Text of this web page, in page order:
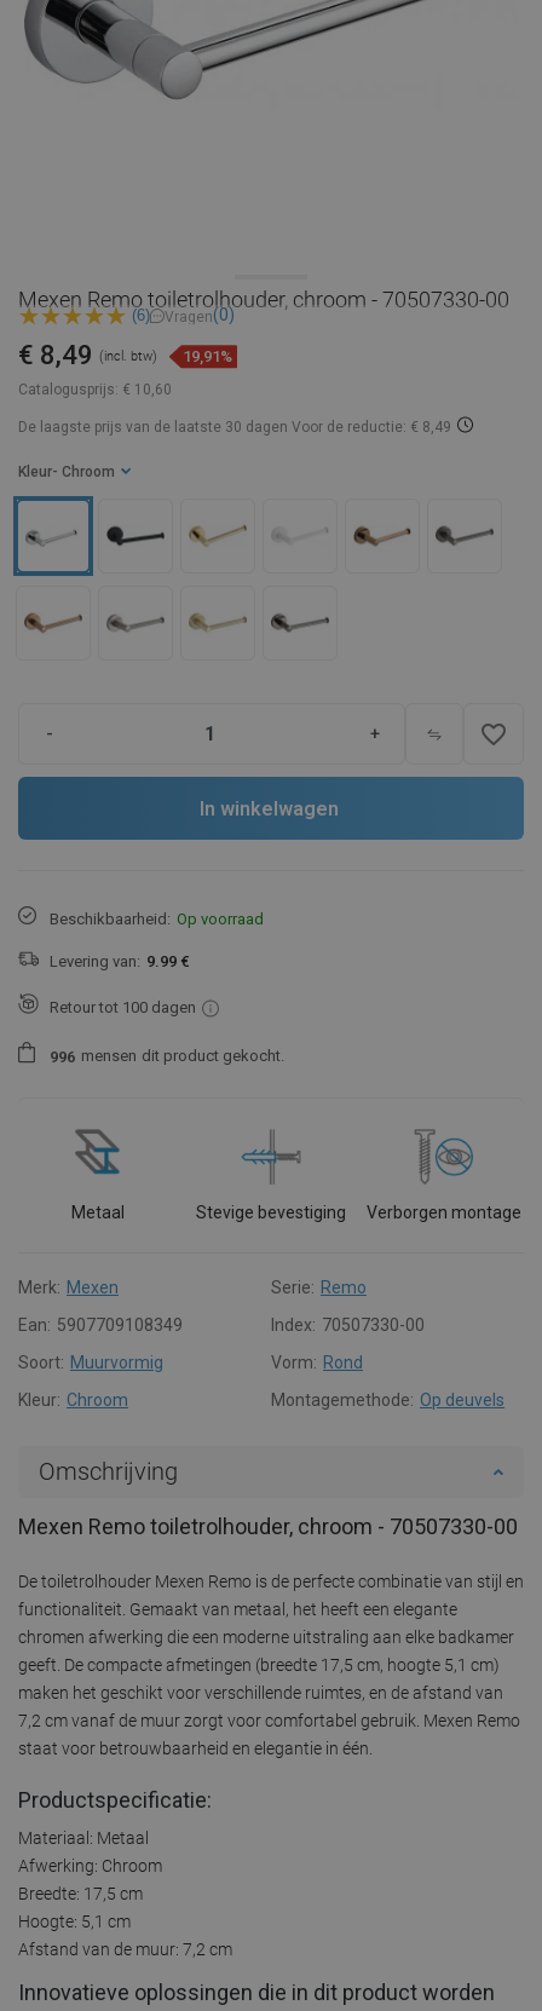
Mexen Remo toiletrolhouder, chroom - 70507330-00
(6) Vragen(0)
Catalogusprijs: € 10,60
€ 8,49 (incl. btw) 19,91%
De laagste prijs van de laatste 30 dagen Voor de reductie: € 8,49
Kleur - Chroom
- + favorite_border
In winkelwagen
Beschikbaarheid: Op voorraad
Levering van: 9.99 €
Retour tot 100 dagen
996 mensen dit product gekocht.
Metaal Stevige bevestiging Verborgen montage
Merk: Mexen Serie: Remo
Ean: 5907709108349 Index: 70507330-00
Soort: Muurvormig Vorm: Rond
Kleur: Chroom Montagemethode: Op deuvels
Omschrijving
Mexen Remo toiletrolhouder, chroom - 70507330-00
De toiletrolhouder Mexen Remo is de perfecte combinatie van stijl en
functionaliteit. Gemaakt van metaal, het heeft een elegante
chromen afwerking die een moderne uitstraling aan elke badkamer
geeft. De compacte afmetingen (breedte 17,5 cm, hoogte 5,1 cm)
maken het geschikt voor verschillende ruimtes, en de afstand van
7,2 cm vanaf de muur zorgt voor comfortabel gebruik. Mexen Remo
staat voor betrouwbaarheid en elegantie in één.
Productspecificatie:
Materiaal: Metaal
Afwerking: Chroom
Breedte: 17,5 cm
Hoogte: 5,1 cm
Afstand van de muur: 7,2 cm
Innovatieve oplossingen die in dit product worden